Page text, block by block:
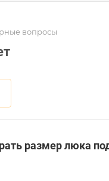
вопросы
размер люка